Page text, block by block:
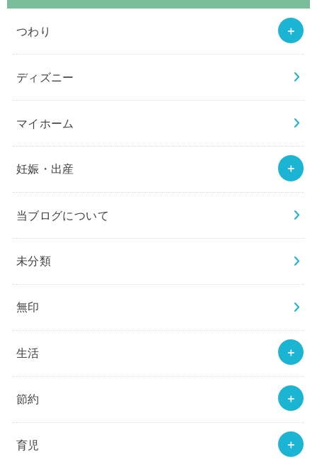
つわり
ディズニー
マイホーム
妊娠・出産
当ブログについて
未分類
無印
生活
節約
育児